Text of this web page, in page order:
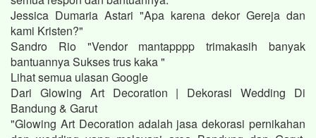
Jessica Dumaria Astari "Apa karena dekor Gereja dan
kami Kristen?"
Sandro Rio "Vendor mantapppp trimakasih banyak
bantuannya Sukses trus kaka "
Lihat semua ulasan Google
Dari Glowing Art Decoration | Dekorasi Wedding Di
Bandung & Garut
"Glowing Art Decoration adalah jasa dekorasi pernikahan